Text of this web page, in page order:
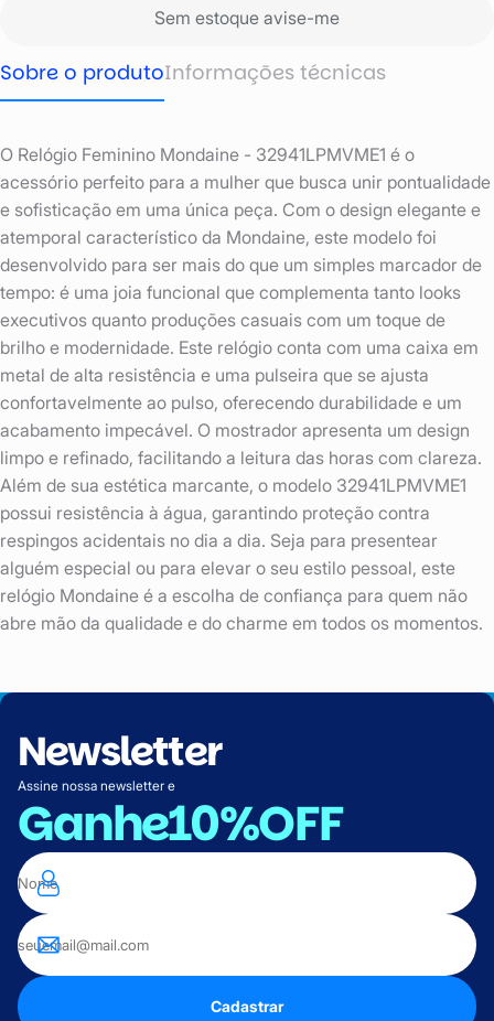
Sem estoque avise-me
Sobre o produtoInformações técnicas
O Relógio Feminino Mondaine - 32941LPMVME1 é o
acessório perfeito para a mulher que busca unir pontualidade
e sofisticação em uma única peça. Com o design elegante e
atemporal característico da Mondaine, este modelo foi
desenvolvido para ser mais do que um simples marcador de
tempo: é uma joia funcional que complementa tanto looks
executivos quanto produções casuais com um toque de
brilho e modernidade. Este relógio conta com uma caixa em
metal de alta resistência e uma pulseira que se ajusta
confortavelmente ao pulso, oferecendo durabilidade e um
acabamento impecável. O mostrador apresenta um design
limpo e refinado, facilitando a leitura das horas com clareza.
Além de sua estética marcante, o modelo 32941LPMVME1
possui resistência à água, garantindo proteção contra
respingos acidentais no dia a dia. Seja para presentear
alguém especial ou para elevar o seu estilo pessoal, este
relógio Mondaine é a escolha de confiança para quem não
abre mão da qualidade e do charme em todos os momentos.
Newsletter
Assine nossa newsletter e
Ganhe10%OFF
Cadastrar